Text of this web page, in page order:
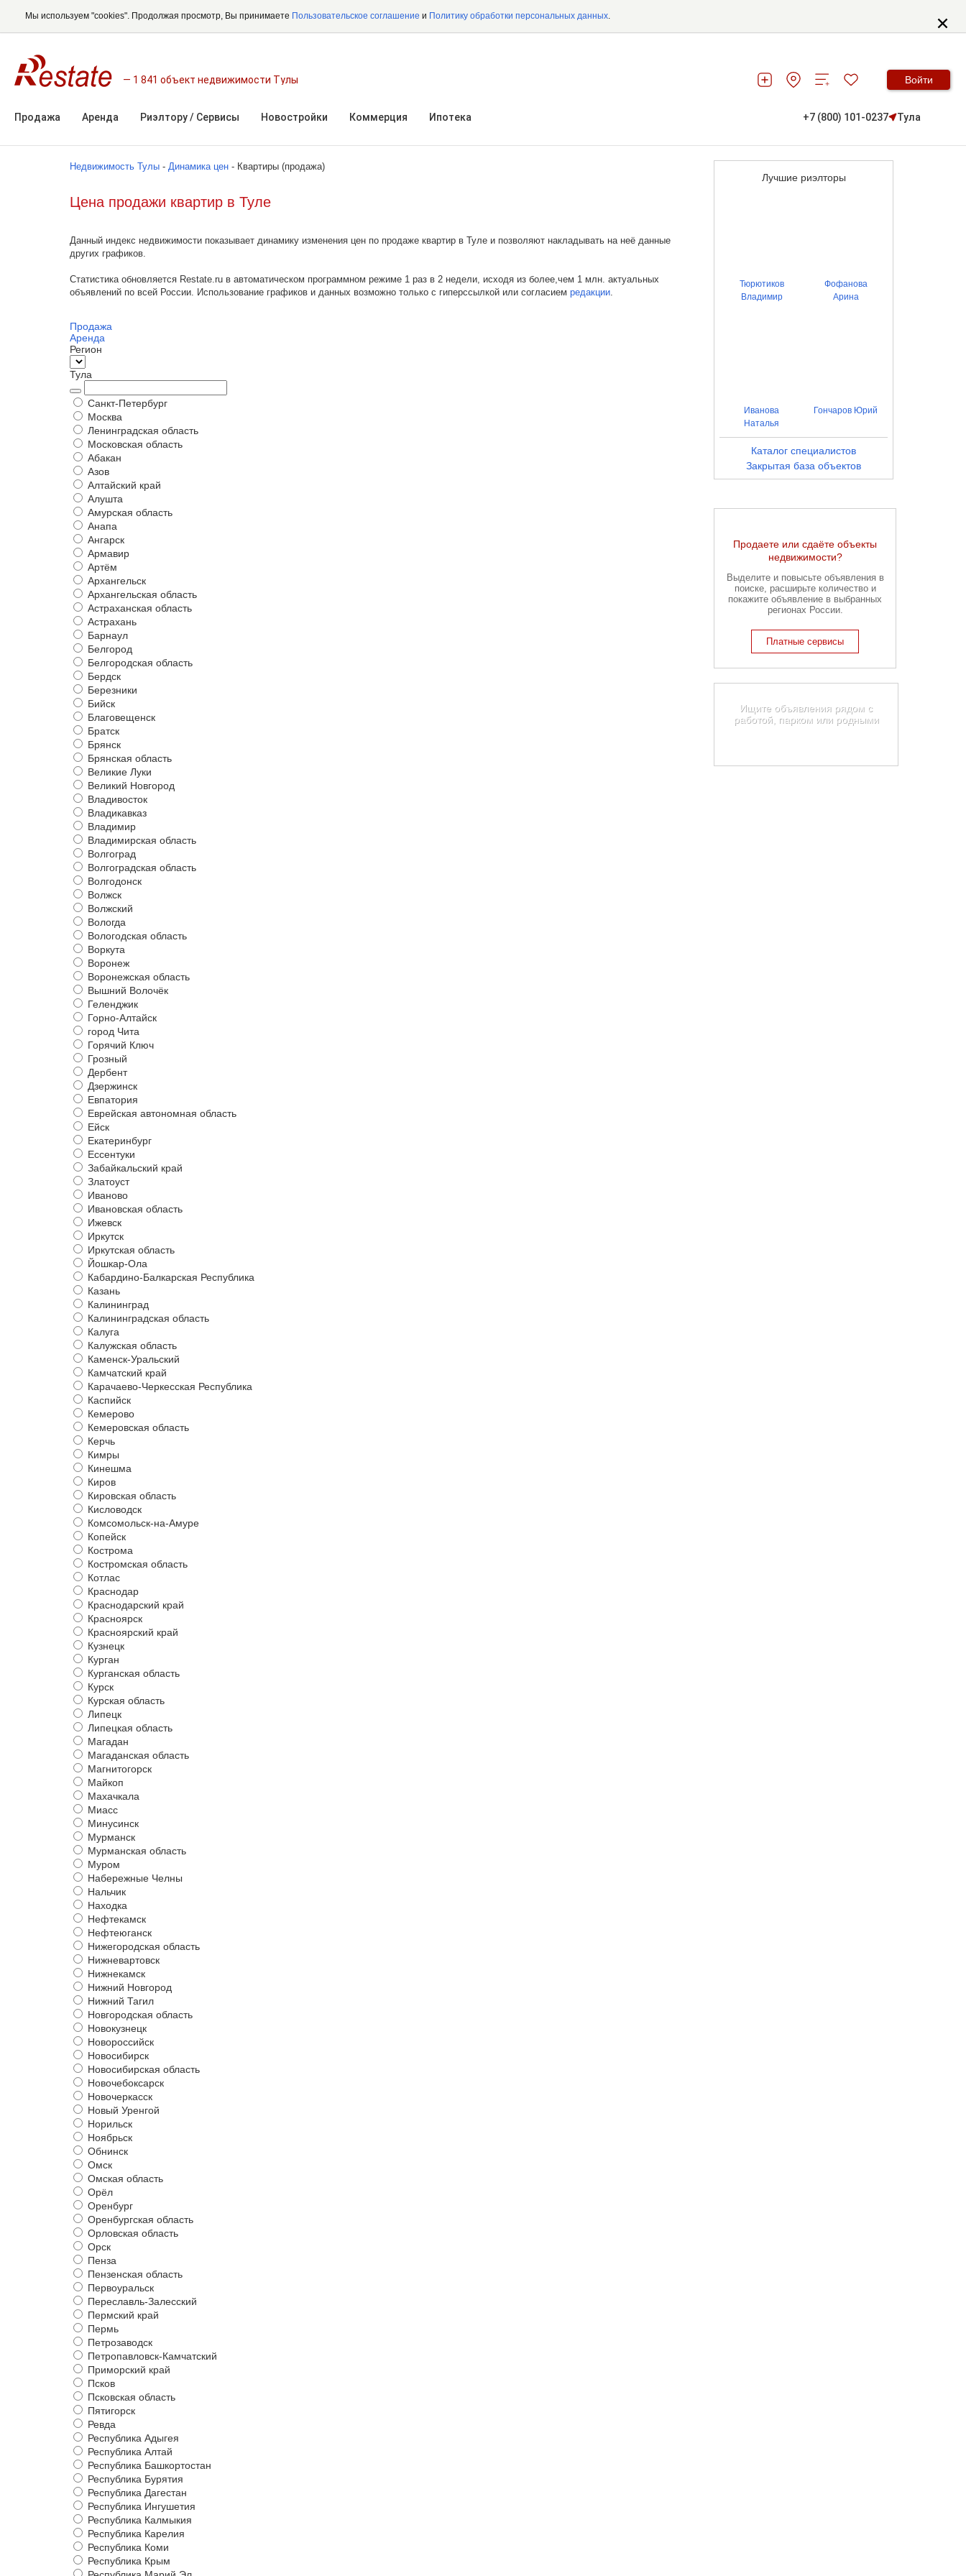
Мы используем "cookies". Продолжая просмотр, Вы принимаете Пользовательское соглашение и Политику обработки персональных данных.
1 841 объект недвижимости Тулы Войти
Продажа Аренда Риэлтору / Сервисы Новостройки Коммерция Ипотека +7 (800) 101-0237 Тула
Недвижимость Тулы - Динамика цен - Квартиры (продажа)
Цена продажи квартир в Туле
Данный индекс недвижимости показывает динамику изменения цен по продаже квартир в Туле и позволяют накладывать на неё данные
других графиков.
Статистика обновляется Restate.ru в автоматическом программном режиме 1 раз в 2 недели, исходя из более,чем 1 млн. актуальных
объявлений по всей России. Использование графиков и данных возможно только с гиперссылкой или согласием редакции.
Продажа
Аренда
Регион
Тула
Санкт-Петербург
Москва
Ленинградская область
Московская область
Абакан
Азов
Алтайский край
Алушта
Амурская область
Анапа
Ангарск
Армавир
Артём
Архангельск
Архангельская область
Астраханская область
Астрахань
Барнаул
Белгород
Белгородская область
Бердск
Березники
Бийск
Благовещенск
Братск
Брянск
Брянская область
Великие Луки
Великий Новгород
Владивосток
Владикавказ
Владимир
Владимирская область
Волгоград
Волгоградская область
Волгодонск
Волжск
Волжский
Вологда
Вологодская область
Воркута
Воронеж
Воронежская область
Вышний Волочёк
Геленджик
Горно-Алтайск
город Чита
Горячий Ключ
Грозный
Дербент
Дзержинск
Евпатория
Еврейская автономная область
Ейск
Екатеринбург
Ессентуки
Забайкальский край
Златоуст
Иваново
Ивановская область
Ижевск
Иркутск
Иркутская область
Йошкар-Ола
Кабардино-Балкарская Республика
Казань
Калининград
Калининградская область
Калуга
Калужская область
Каменск-Уральский
Камчатский край
Карачаево-Черкесская Республика
Каспийск
Кемерово
Кемеровская область
Керчь
Кимры
Кинешма
Киров
Кировская область
Кисловодск
Комсомольск-на-Амуре
Копейск
Кострома
Костромская область
Котлас
Краснодар
Краснодарский край
Красноярск
Красноярский край
Кузнецк
Курган
Курганская область
Курск
Курская область
Липецк
Липецкая область
Магадан
Магаданская область
Магнитогорск
Майкоп
Махачкала
Миасс
Минусинск
Мурманск
Мурманская область
Муром
Набережные Челны
Нальчик
Находка
Нефтекамск
Нефтеюганск
Нижегородская область
Нижневартовск
Нижнекамск
Нижний Новгород
Нижний Тагил
Новгородская область
Новокузнецк
Новороссийск
Новосибирск
Новосибирская область
Новочебоксарск
Новочеркасск
Новый Уренгой
Норильск
Ноябрьск
Обнинск
Омск
Омская область
Орёл
Оренбург
Оренбургская область
Орловская область
Орск
Пенза
Пензенская область
Первоуральск
Переславль-Залесский
Пермский край
Пермь
Петрозаводск
Петропавловск-Камчатский
Приморский край
Псков
Псковская область
Пятигорск
Ревда
Республика Адыгея
Республика Алтай
Республика Башкортостан
Республика Бурятия
Республика Дагестан
Республика Ингушетия
Республика Калмыкия
Республика Карелия
Республика Коми
Республика Крым
Лучшие риэлторы
Тюрютиков
Владимир
Фофанова
Арина
Иванова
Наталья
Гончаров Юрий
Каталог специалистов
Закрытая база объектов
Продаете или сдаёте объекты
недвижимости?
Выделите и повысьте объявления в
поиске, расширьте количество и
покажите объявление в выбранных
регионах России.
Платные сервисы
Ищите объявления рядом с
работой, парком или родными